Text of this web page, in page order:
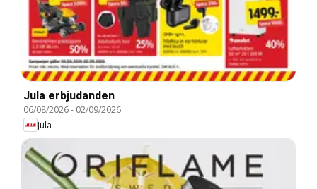
Jula erbjudanden
06/08/2026- 02/09/2026
Jula